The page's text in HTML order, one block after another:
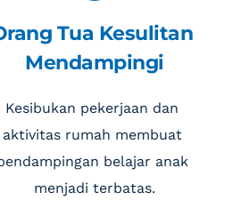
Tua Kesulitan
Mendampingi
Kesibukan pekerjaan dan
aktivitas rumah membuat
belajar anak
menjadi terbatas.